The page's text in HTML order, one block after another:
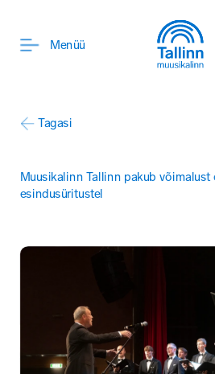
Menüü
Tagasi
Muusikalinn Tallinn pakub võimalust
esindusüritustel